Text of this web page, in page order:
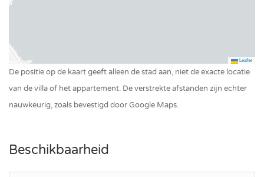
Leaflet
De positie op de kaart geeft alleen de stad aan, niet de exacte locatie
van de villa of het appartement. De verstrekte afstanden zijn echter
nauwkeurig, zoals bevestigd door Google Maps.
Beschikbaarheid